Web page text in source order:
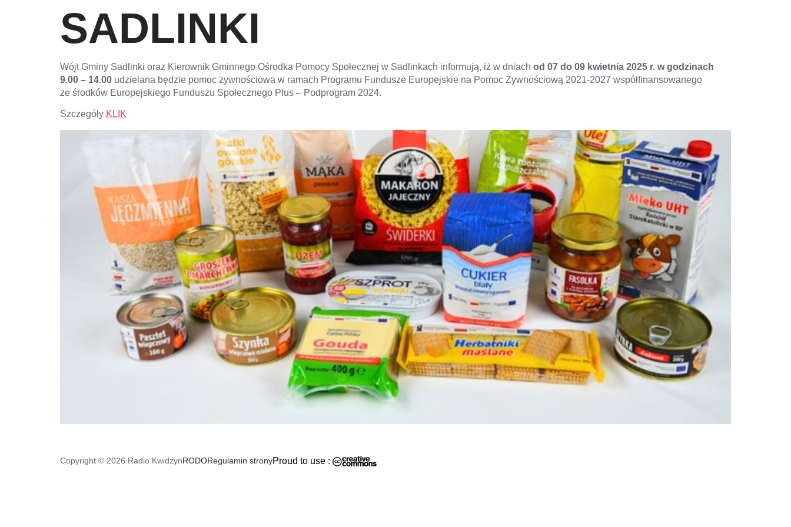
SADLINKI
Wójt Gminy Sadlinki oraz Kierownik Gminnego Ośrodka Pomocy Społecznej w Sadlinkach informują, iż w dniach od 07 do 09 kwietnia 2025 r. w godzinach
9.00 – 14.00 udzielana będzie pomoc żywnościowa w ramach Programu Fundusze Europejskie na Pomoc Żywnościową 2021-2027 współfinansowanego
ze środków Europejskiego Funduszu Społecznego Plus – Podprogram 2024.
Szczegóły KLIK
Copyright © 2026 Radio KwidzynRODORegulamin stronyProud to use :